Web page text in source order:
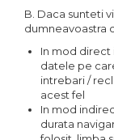
B. Daca sunteti
dumneavoastra
In mod direct
datele pe
intrebari /
acest fel
In mod
durata